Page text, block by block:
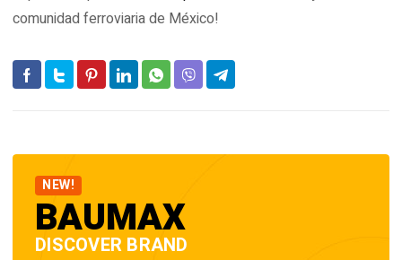
comunidad ferroviaria de México!
NEW!
BAUMAX
DISCOVER BRAND